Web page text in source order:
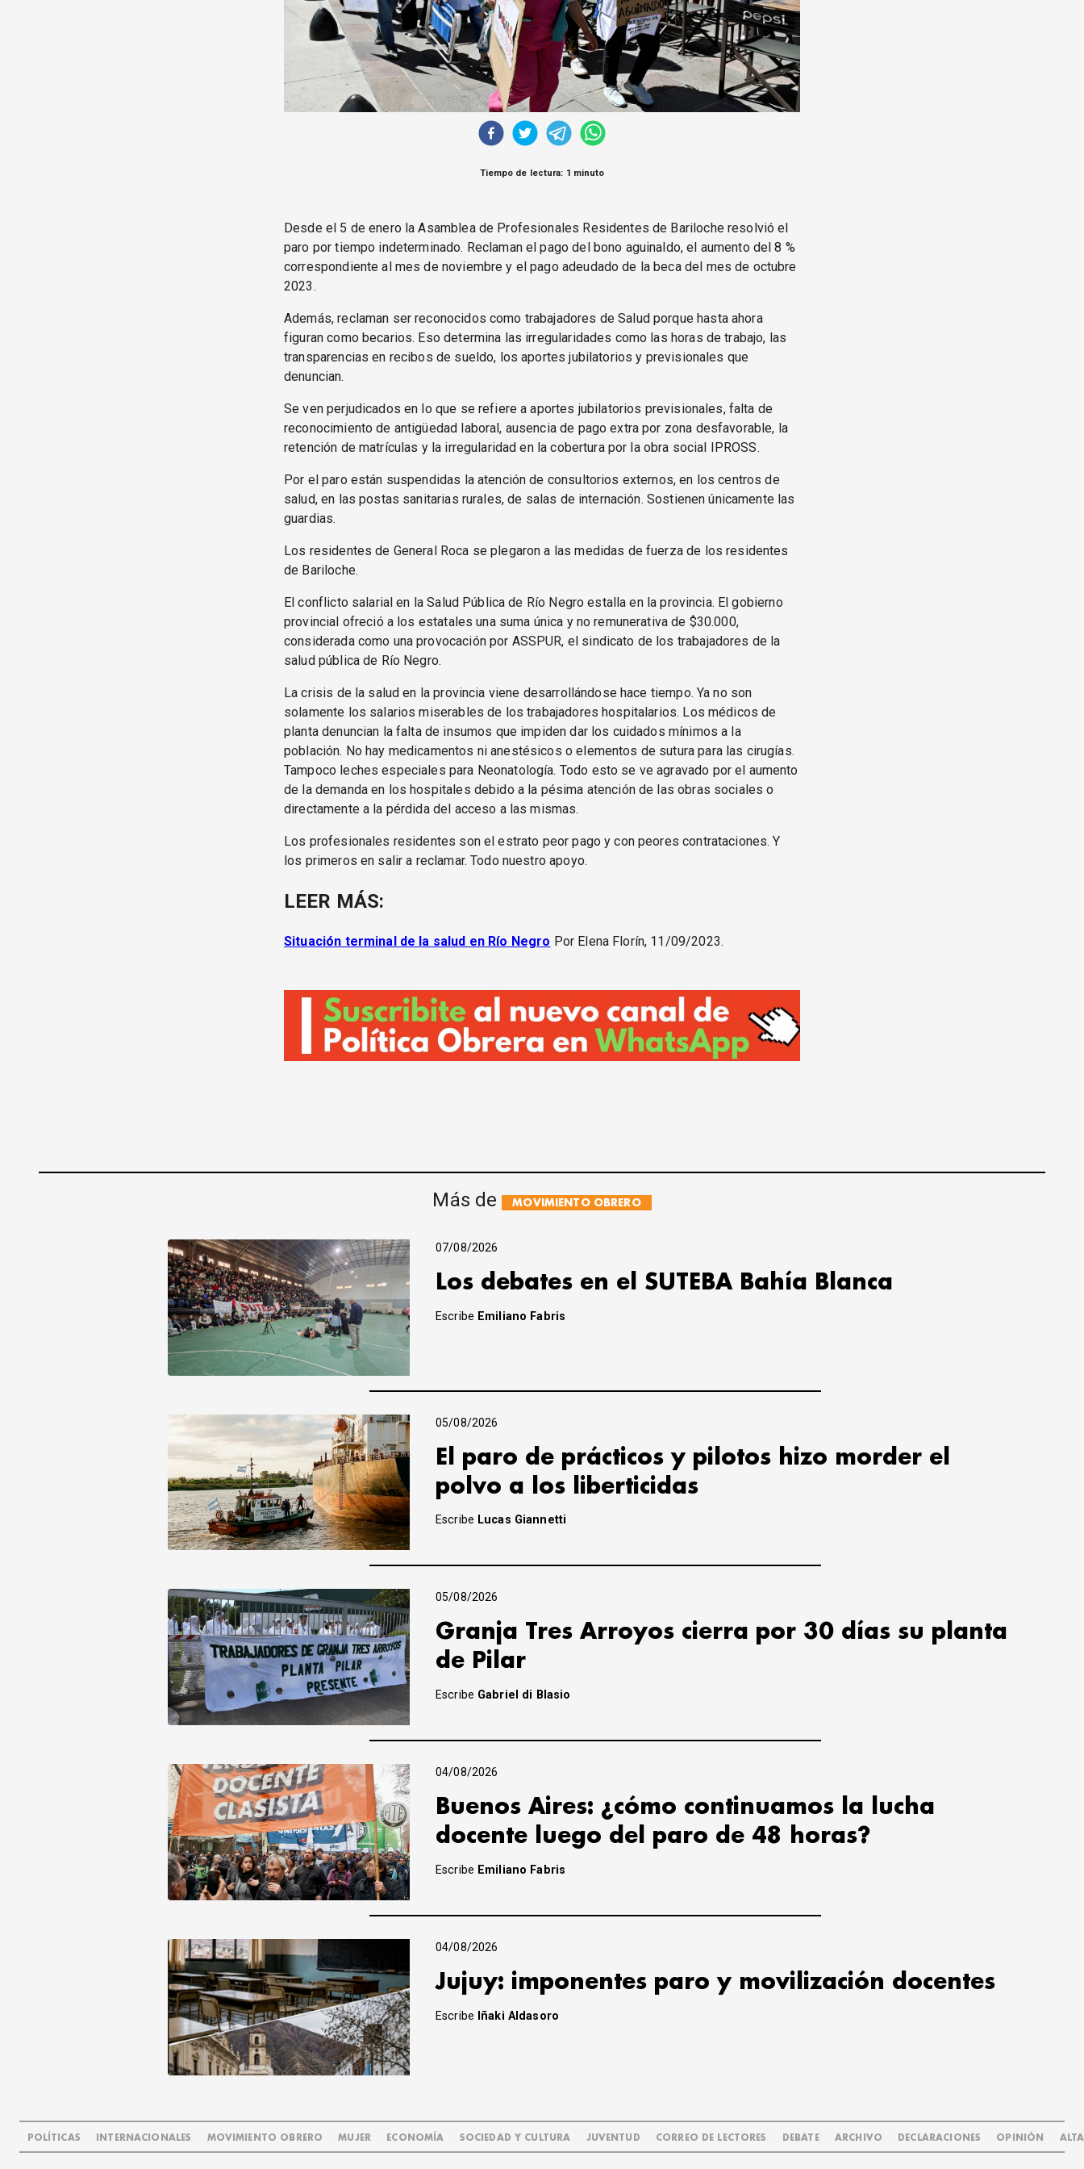
Tiempo de lectura: 1 minuto
Desde el 5 de enero la Asamblea de Profesionales Residentes de Bariloche resolvió el
paro por tiempo indeterminado. Reclaman el pago del bono aguinaldo, el aumento del 8 %
correspondiente al mes de noviembre y el pago adeudado de la beca del mes de octubre
2023.
Además, reclaman ser reconocidos como trabajadores de Salud porque hasta ahora
figuran como becarios. Eso determina las irregularidades como las horas de trabajo, las
transparencias en recibos de sueldo, los aportes jubilatorios y previsionales que
denuncian.
Se ven perjudicados en lo que se refiere a aportes jubilatorios previsionales, falta de
reconocimiento de antigüedad laboral, ausencia de pago extra por zona desfavorable, la
retención de matrículas y la irregularidad en la cobertura por la obra social IPROSS.
Por el paro están suspendidas la atención de consultorios externos, en los centros de
salud, en las postas sanitarias rurales, de salas de internación. Sostienen únicamente las
guardias.
Los residentes de General Roca se plegaron a las medidas de fuerza de los residentes
de Bariloche.
El conflicto salarial en la Salud Pública de Río Negro estalla en la provincia. El gobierno
provincial ofreció a los estatales una suma única y no remunerativa de $30.000,
considerada como una provocación por ASSPUR, el sindicato de los trabajadores de la
salud pública de Río Negro.
La crisis de la salud en la provincia viene desarrollándose hace tiempo. Ya no son
solamente los salarios miserables de los trabajadores hospitalarios. Los médicos de
planta denuncian la falta de insumos que impiden dar los cuidados mínimos a la
población. No hay medicamentos ni anestésicos o elementos de sutura para las cirugías.
Tampoco leches especiales para Neonatología. Todo esto se ve agravado por el aumento
de la demanda en los hospitales debido a la pésima atención de las obras sociales o
directamente a la pérdida del acceso a las mismas.
Los profesionales residentes son el estrato peor pago y con peores contrataciones. Y
los primeros en salir a reclamar. Todo nuestro apoyo.
LEER MÁS:
Situación terminal de la salud en Río Negro Por Elena Florín, 11/09/2023.
Más de MOVIMIENTO OBRERO
07/08/2026
Los debates en el SUTEBA Bahía Blanca
Escribe Emiliano Fabris
05/08/2026
El paro de prácticos y pilotos hizo morder el
polvo a los liberticidas
Escribe Lucas Giannetti
05/08/2026
Granja Tres Arroyos cierra por 30 días su planta
de Pilar
Escribe Gabriel di Blasio
04/08/2026
Buenos Aires: ¿cómo continuamos la lucha
docente luego del paro de 48 horas?
Escribe Emiliano Fabris
04/08/2026
Jujuy: imponentes paro y movilización docentes
Escribe Iñaki Aldasoro
POLÍTICAS INTERNACIONALES MOVIMIENTO OBRERO MUJER ECONOMÍA SOCIEDAD Y CULTURA JUVENTUD CORREO DE LECTORES DEBATE ARCHIVO DECLARACIONES OPINIÓN